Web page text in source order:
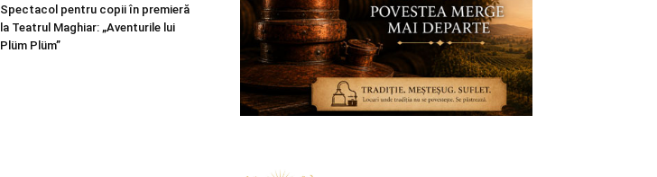
Spectacol pentru copii în premieră
la Teatrul Maghiar: „Aventurile lui
Plüm Plüm”